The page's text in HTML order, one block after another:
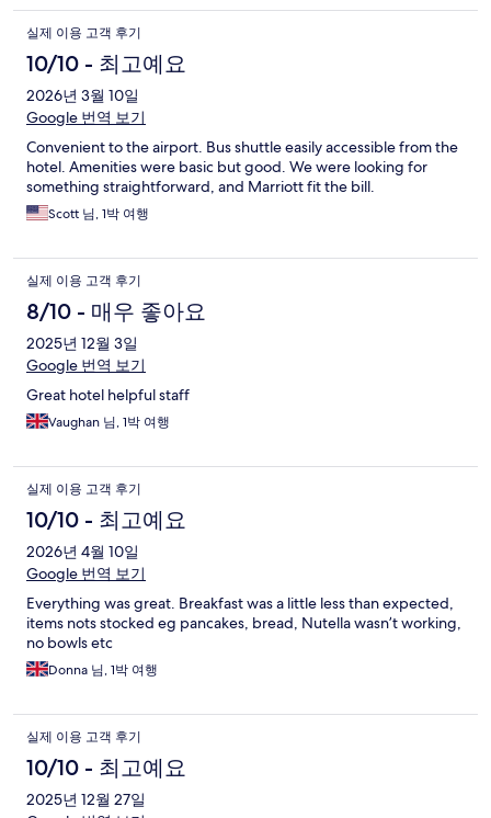
실제 이용 고객 후기
10/10 - 최고예요
2026년 3월 10일
Google 번역 보기
Convenient to the airport. Bus shuttle easily accessible from the
hotel. Amenities were basic but good. We were looking for
something straightforward, and Marriott fit the bill.
Scott 님, 1박 여행
실제 이용 고객 후기
8/10 - 매우 좋아요
2025년 12월 3일
Google 번역 보기
Great hotel helpful staff
Vaughan 님, 1박 여행
실제 이용 고객 후기
10/10 - 최고예요
2026년 4월 10일
Google 번역 보기
Everything was great. Breakfast was a little less than expected,
items nots stocked eg pancakes, bread, Nutella wasn’t working,
no bowls etc
Donna 님, 1박 여행
실제 이용 고객 후기
10/10 - 최고예요
2025년 12월 27일